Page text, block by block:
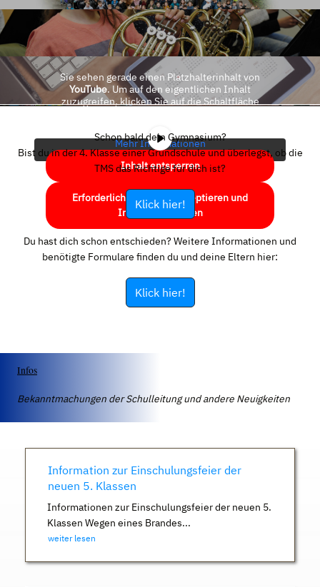
Sie sehen gerade einen Platzhalterinhalt von
YouTube. Um auf den eigentlichen Inhalt
zuzugreifen, klicken Sie auf die Schaltfläche
Mehr Informationen
Inhalt entsperren
Erforderlichen Service akzeptieren und
Inhalte entsperren
Schon bald dein Gymnasium?
Bist du in der 4. Klasse einer Grundschule und überlegst, ob die
TMS das Richtige für dich ist?
Klick hier!
Du hast dich schon entschieden? Weitere Informationen und
benötigte Formulare finden du und deine Eltern hier:
Klick hier!
Infos
Bekanntmachungen der Schulleitung und andere Neuigkeiten
Information zur Einschulungsfeier der
neuen 5. Klassen
Informationen zur Einschulungsfeier der neuen 5.
Klassen Wegen eines Brandes...
weiter lesen